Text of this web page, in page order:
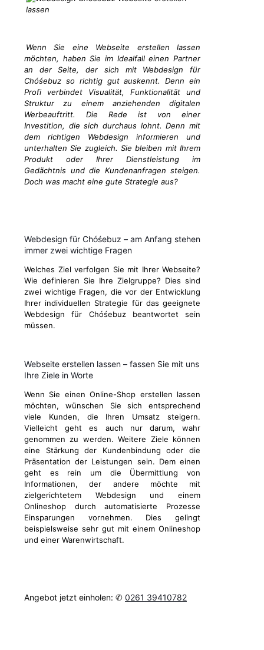
Wenn Sie eine Webseite erstellen lassen
möchten, haben Sie im Idealfall einen Partner
an der Seite, der sich mit Webdesign für
Chóśebuz so richtig gut auskennt. Denn ein
Profi verbindet Visualität, Funktionalität und
Struktur zu einem anziehenden digitalen
Werbeauftritt. Die Rede ist von einer
Investition, die sich durchaus lohnt. Denn mit
dem richtigen Webdesign informieren und
unterhalten Sie zugleich. Sie bleiben mit Ihrem
Produkt oder Ihrer Dienstleistung im
Gedächtnis und die Kundenanfragen steigen.
Doch was macht eine gute Strategie aus?
Webdesign für Chóśebuz – am Anfang stehen
immer zwei wichtige Fragen
Welches Ziel verfolgen Sie mit Ihrer Webseite?
Wie definieren Sie Ihre Zielgruppe? Dies sind
zwei wichtige Fragen, die vor der Entwicklung
Ihrer individuellen Strategie für das geeignete
Webdesign für Chóśebuz beantwortet sein
müssen.
Webseite erstellen lassen – fassen Sie mit uns
Ihre Ziele in Worte
Wenn Sie einen Online-Shop erstellen lassen
möchten, wünschen Sie sich entsprechend
viele Kunden, die Ihren Umsatz steigern.
Vielleicht geht es auch nur darum, wahr
genommen zu werden. Weitere Ziele können
eine Stärkung der Kundenbindung oder die
Präsentation der Leistungen sein. Dem einen
geht es rein um die Übermittlung von
Informationen, der andere möchte mit
zielgerichtetem Webdesign und einem
Onlineshop durch automatisierte Prozesse
Einsparungen vornehmen. Dies gelingt
beispielsweise sehr gut mit einem Onlineshop
und einer Warenwirtschaft.
Angebot jetzt einholen: ✆ 0261 39410782